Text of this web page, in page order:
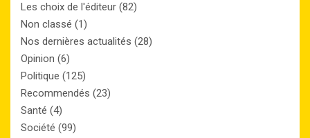
Les choix de l'éditeur (82)
Non classé (1)
Nos dernières actualités (28)
Opinion (6)
Politique (125)
Recommendés (23)
Santé (4)
Société (99)